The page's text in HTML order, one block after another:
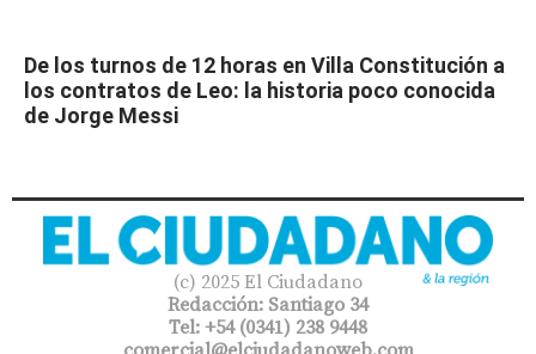
De los turnos de 12 horas en Villa Constitución a
los contratos de Leo: la historia poco conocida
de Jorge Messi
(c) 2025 El Ciudadano
Redacción: Santiago 34
Tel: +54 (0341) 238 9448